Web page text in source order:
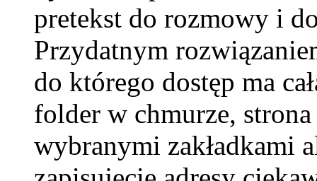
pretekst do rozmowy i
Przydatnym
do którego dostęp ma
folder w chmurze,
wybranymi zakładkami